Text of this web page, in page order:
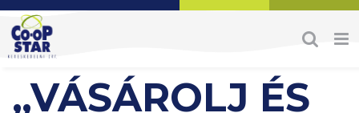
Skip
to
content
„VÁSÁROLJ ÉS